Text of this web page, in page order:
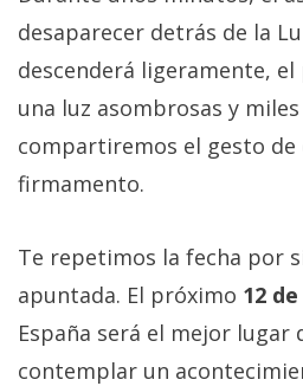
desaparecer detrás de la
descenderá ligeramente,
una luz asombrosas y
compartiremos el gesto de
firmamento.
Te repetimos la fecha por
apuntada. El próximo 12
España será el mejor lugar
contemplar un